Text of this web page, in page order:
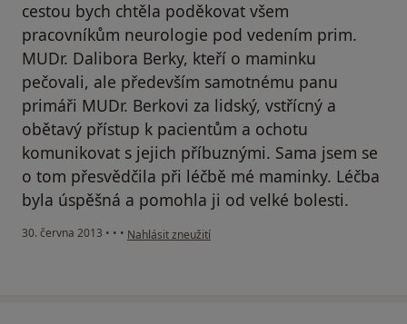
cestou bych chtěla poděkovat všem
pracovníkům neurologie pod vedením prim.
MUDr. Dalibora Berky, kteří o maminku
pečovali, ale především samotnému panu
primáři MUDr. Berkovi za lidský, vstřícný a
obětavý přístup k pacientům a ochotu
komunikovat s jejich příbuznými. Sama jsem se
o tom přesvědčila při léčbě mé maminky. Léčba
byla úspěšná a pomohla ji od velké bolesti.
30. června 2013 • • • podle názoru uživatele Váš účet byl odstraněn
Nahlásit zneužití